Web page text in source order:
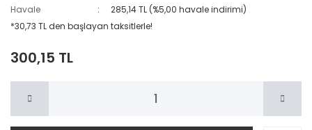
Havale
285,14 TL (%5,00 havale indirimi)
*30,73 TL den başlayan taksitlerle!
300,15 TL